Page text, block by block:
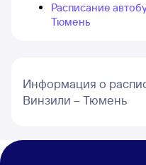
Расписание
Тюмень
Информация о
Винзили – Тюмень